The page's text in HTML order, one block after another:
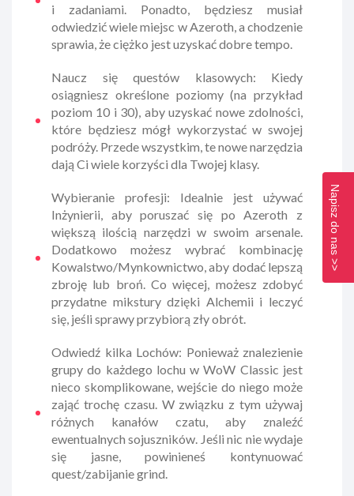
i zadaniami. Ponadto, będziesz musiał
odwiedzić wiele miejsc w Azeroth, a chodzenie
sprawia, że ciężko jest uzyskać dobre tempo.
Naucz się questów klasowych: Kiedy
osiągniesz określone poziomy (na przykład
poziom 10 i 30), aby uzyskać nowe zdolności,
które będziesz mógł wykorzystać w swojej
podróży. Przede wszystkim, te nowe narzędzia
dają Ci wiele korzyści dla Twojej klasy.
Wybieranie profesji: Idealnie jest używać
Inżynierii, aby poruszać się po Azeroth z
większą ilością narzędzi w swoim arsenale.
Dodatkowo możesz wybrać kombinację
Kowalstwo/Mynkownictwo, aby dodać lepszą
zbroję lub broń. Co więcej, możesz zdobyć
przydatne mikstury dzięki Alchemii i leczyć
się, jeśli sprawy przybiorą zły obrót.
Odwiedź kilka Lochów: Ponieważ znalezienie
grupy do każdego lochu w WoW Classic jest
nieco skomplikowane, wejście do niego może
zająć trochę czasu. W związku z tym używaj
różnych kanałów czatu, aby znaleźć
ewentualnych sojuszników. Jeśli nic nie wydaje
się jasne, powinieneś kontynuować
quest/zabijanie grind.
Napisz do nas >>